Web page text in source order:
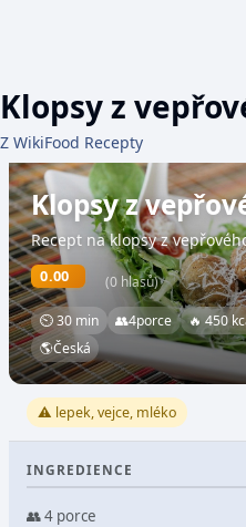
Klopsy z
Z WikiFood Recepty
Klopsy z
Recept na klopsy z
0.00 (0 hlasů)
⏲ 30 min 👥4porce 🔥 450
🌎Česká
⚠️ lepek, vejce, mléko
INGREDIENCE
👥 4 porce